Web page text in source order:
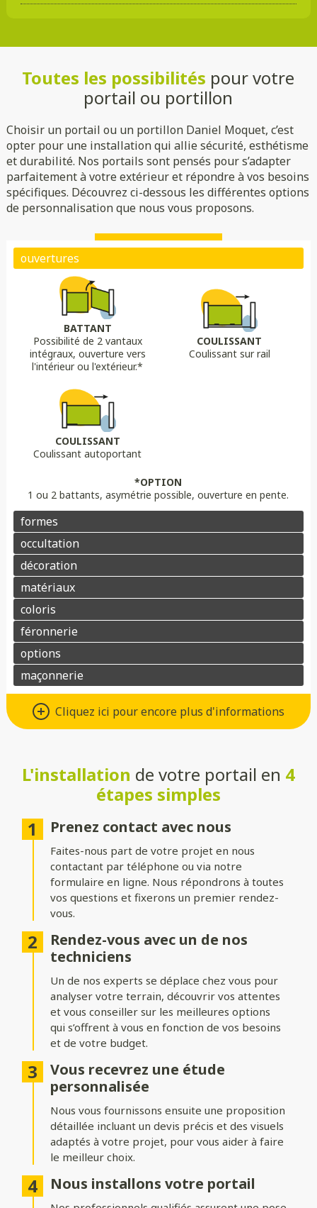
Toutes les possibilités pour votre
portail ou portillon
Choisir un portail ou un portillon Daniel Moquet, c’est
opter pour une installation qui allie sécurité, esthétisme
et durabilité. Nos portails sont pensés pour s’adapter
parfaitement à votre extérieur et répondre à vos besoins
spécifiques. Découvrez ci-dessous les différentes options
de personnalisation que nous vous proposons.
BATTANT
Possibilité de 2 vantaux
intégraux, ouverture vers
l'intérieur ou l'extérieur.*
COULISSANT
Coulissant sur rail
COULISSANT
Coulissant autoportant
*OPTION
1 ou 2 battants, asymétrie possible, ouverture en pente.
Biais bas Bombé inversé
Chapeau de gendarmeChapeau de gendarme inversé
Portail pleinPortail semi ajouré Portail ajouré
LAME
Lame 30 cm modulable
OPTION
lame ajourée
OPTION
Lame déco sur mesure
DÉCORS OPTIONS
DMC 304
DMC 305
AluminiumComposite
Pointes
Motorisation
Aluminium
Cliquez ici pour encore plus d'informations
Différents types d’ouvertures
Choisissez le système d’ouverture qui convient au mieux à votre
Battant: idéal pour les larges entrées, avec une ouverture
classique à deux vantaux.
optimise le dégagement latéral.
Coulissant autoportant: sans rail au sol, il assure un
fonctionnement fluide et une esthétique épurée.
Formes du portail
Ajoutez du style à votre entrée avec différentes formes de
portails :
dynamique.
Bombé ou bombé inversé: des courbes élégantes pour un
effet plus traditionnel.
Chapeau de gendarme ou chapeau de gendarme inversé
: une touche classique et raffinée.
Occultation
Adaptez le niveau d’intimité et d’aération de votre portail :
Portail plein: : pour une intimité maximale et une protection
Portail semi-ajouré
L'installation de votre portail en 4
étapes simples
Prenez contact avec nous
Faites-nous part de votre projet en nous
contactant par téléphone ou via notre
formulaire en ligne. Nous répondrons à toutes
vos questions et fixerons un premier rendez-
vous.
Rendez-vous avec un de nos
techniciens
Un de nos experts se déplace chez vous pour
analyser votre terrain, découvrir vos attentes
et vous conseiller sur les meilleures options
qui s’offrent à vous en fonction de vos besoins
et de votre budget.
Vous recevrez une étude
personnalisée
Nous vous fournissons ensuite une proposition
détaillée incluant un devis précis et des visuels
adaptés à votre projet, pour vous aider à faire
le meilleur choix.
Nous installons votre portail